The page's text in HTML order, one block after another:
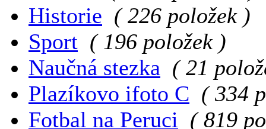
Historie ( 226 položek )
Sport ( 196 položek )
Naučná stezka ( 21
Plazíkovo ifoto C ( 334
Fotbal na Peruci ( 819